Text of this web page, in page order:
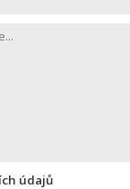
údajů